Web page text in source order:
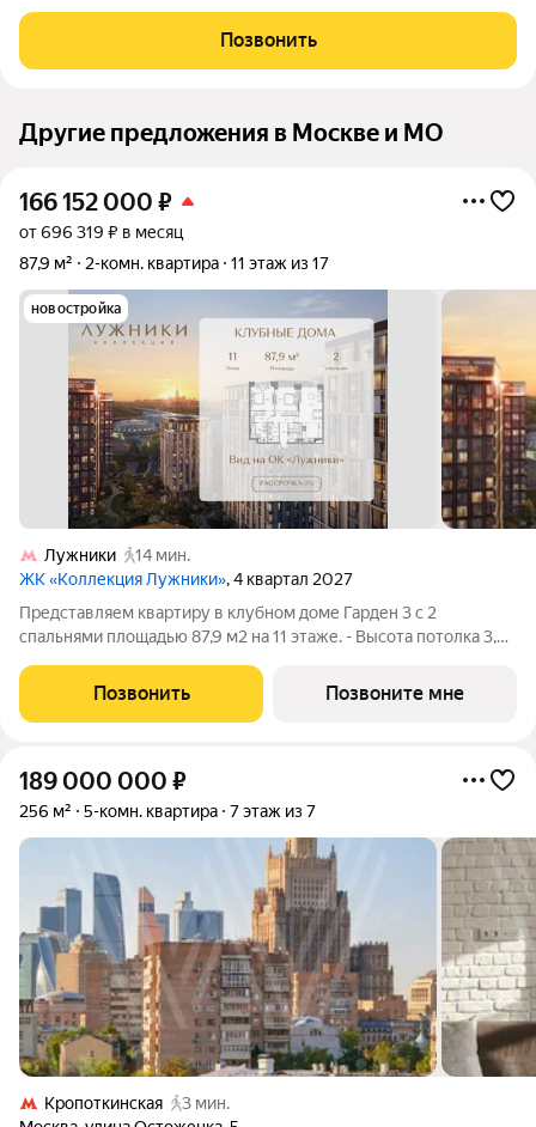
с концепцией «город в
Позвонить
Другие предложения в Москве и МО
166 152 000 ₽
от 696 319 ₽ в месяц
87,9 м²
2-комн. квартира 11 этаж из 17
новостройка
Лужники
14 мин.
ЖК «Коллекция Лужники», 4 квартал 2027
Представляем квартиру в клубном доме Гарден 3 с 2
спальнями площадью 87,9 м2 на 11 этаже. - Высота потолка 3,25
Просторная кухня-столовая - Панорамные окна - Вид на ОК
"Лужники", Москва-Сити,
Позвонить Позвоните мне
189 000 000 ₽
256 м² 5-комн. квартира 7 этаж из 7
Кропоткинская
3 мин.